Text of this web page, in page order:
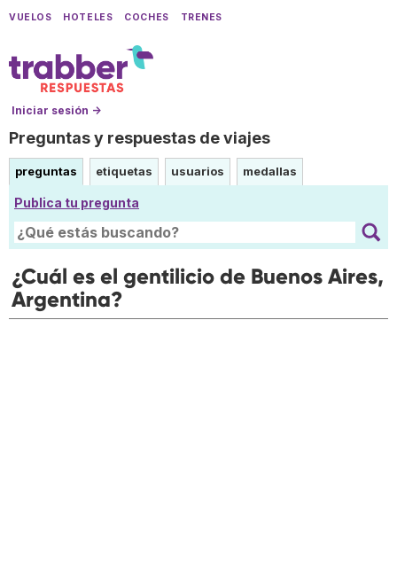
VUELOS HOTELES COCHES TRENES
Iniciar sesión →
Preguntas y respuestas de viajes
preguntas etiquetas usuarios medallas
Publica tu pregunta
¿Cuál es el gentilicio de Buenos Aires,
Argentina?